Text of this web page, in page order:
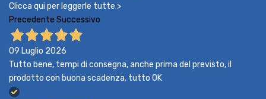
Clicca qui per leggerle tutte >
Precedente Successivo
09 Luglio 2026
Tutto bene, tempi di consegna, anche prima del previsto, il
prodotto con buona scadenza, tutto OK